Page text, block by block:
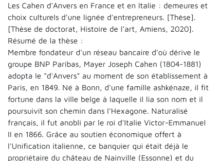
Les Cahen d'Anvers en France et en Italie : demeures et
choix culturels d'une lignée d'entrepreneurs. [Thèse].
[Thèse de doctorat, Histoire de l'art, Amiens, 2020].
Résumé de la thèse :
Membre fondateur d'un réseau bancaire d'où dérive le
groupe BNP Paribas, Mayer Joseph Cahen (1804-1881)
adopta le "d'Anvers" au moment de son établissement à
Paris, en 1849. Né à Bonn, d'une famille ashkénaze, il fit
fortune dans la ville belge à laquelle il lia son nom et il
poursuivit son chemin dans l'Hexagone. Naturalisé
français, il fut anobli par le roi d'Italie Victor-Emmanuel
II en 1866. Grâce au soutien économique offert à
l'Unification italienne, ce banquier qui était déjà le
propriétaire du château de Nainville (Essonne) et du